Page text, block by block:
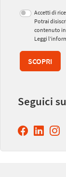
Accetti di
Potrai
contenuto
Leggi
SCOPRI
Seguici